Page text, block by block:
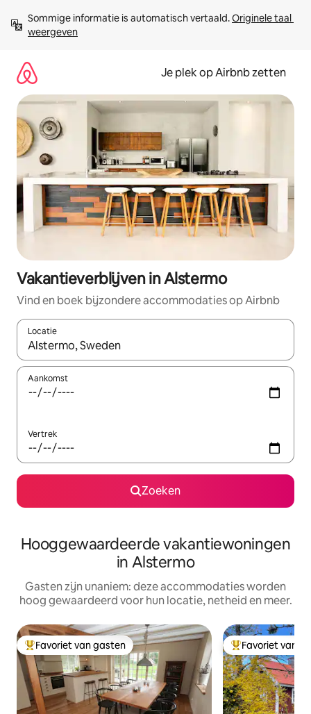
direct
naar
Sommige informatie is automatisch vertaald. Originele taal
weergeven
Je plek op Airbnb zetten
Vakantieverblijven in Alstermo
Vind en boek bijzondere accommodaties op Airbnb
Locatie
Wanneer er resultaten beschikbaar zijn, maak je een keuze
Aankomst
Vertrek
Zoeken
Hooggewaardeerde vakantiewoningen
in Alstermo
Gasten zijn unaniem: deze accommodaties worden
hoog gewaardeerd voor hun locatie, netheid en meer.
Topfavoriet van gasten
Favoriet van gasten Topfavoriet van
Favoriet van